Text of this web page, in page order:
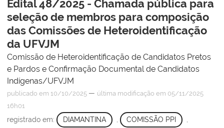
Edital 48/2025 - Chamada pública para
seleção de membros para composição
das Comissões de Heteroidentificação
da UFVJM
Comissão de Heteroidentificação de Candidatos Pretos
e Pardos e Confirmação Documental de Candidatos
Indígenas/UFVJM
publicado em 10/10/2025 — última modificação em 05/11/2025
16h01
registrado em: DIAMANTINA , COMISSÃO PPI ,